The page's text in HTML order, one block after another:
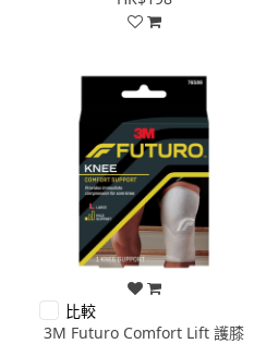
比較
3M Futuro Comfort Lift 護膝